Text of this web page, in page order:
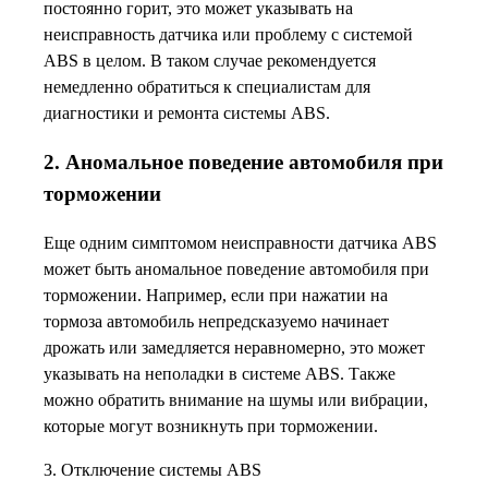
постоянно горит, это может указывать на
неисправность датчика или проблему с системой
ABS в целом. В таком случае рекомендуется
немедленно обратиться к специалистам для
диагностики и ремонта системы ABS.
2. Аномальное поведение автомобиля при
торможении
Еще одним симптомом неисправности датчика ABS
может быть аномальное поведение автомобиля при
торможении. Например, если при нажатии на
тормоза автомобиль непредсказуемо начинает
дрожать или замедляется неравномерно, это может
указывать на неполадки в системе ABS. Также
можно обратить внимание на шумы или вибрации,
которые могут возникнуть при торможении.
3. Отключение системы ABS